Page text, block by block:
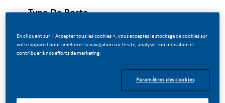
Type De Poste
En cliquant sur « Accepter tous les cookies », vous acceptez le stockage de cookies sur
votre appareil pour améliorer la navigation sur le site, analyser son utilisation et
contribuer à nos efforts de marketing.
Paramètres des cookies